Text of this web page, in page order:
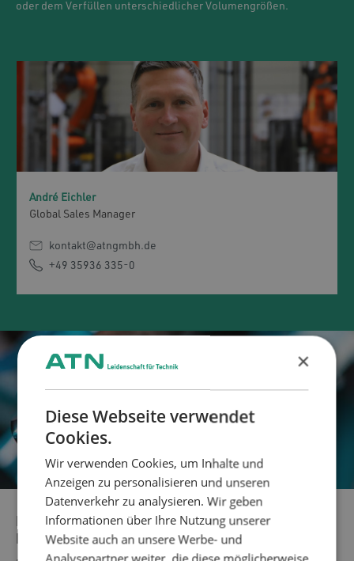
oder dem Verfüllen unterschiedlicher Volumengrößen.
André Eichler
Global Sales Manager
kontakt@atngmbh.de
+49 35936 335-0
HOHE BANDBREITE AN ZU VERARBEITENDEN
MATERIALIEN
×
Diese Webseite verwendet
Cookies.
Wir verwenden Cookies, um Inhalte und
Anzeigen zu personalisieren und unseren
Datenverkehr zu analysieren. Wir geben
Informationen über Ihre Nutzung unserer
Website auch an unsere Werbe- und